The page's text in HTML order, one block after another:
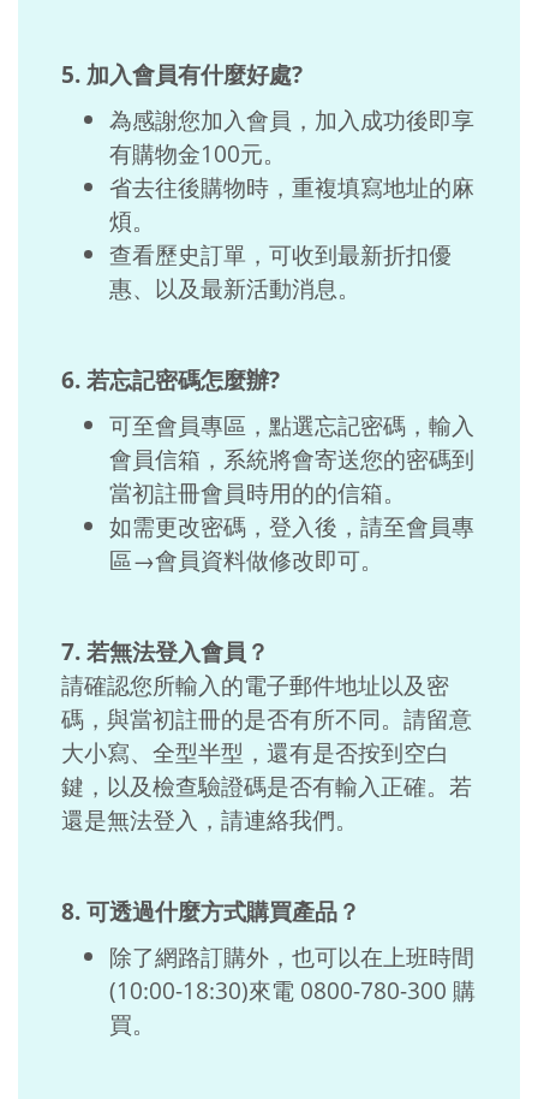
5. 加入會員有什麼好處?
為感謝您加入會員，加入成功後即享
有購物金100元。
省去往後購物時，重複填寫地址的麻
煩。
查看歷史訂單，可收到最新折扣優
惠、以及最新活動消息。
6. 若忘記密碼怎麼辦?
可至會員專區，點選忘記密碼，輸入
會員信箱，系統將會寄送您的密碼到
當初註冊會員時用的的信箱。
如需更改密碼，登入後，請至會員專
區→會員資料做修改即可。
7. 若無法登入會員？
請確認您所輸入的電子郵件地址以及密
碼，與當初註冊的是否有所不同。請留意
大小寫、全型半型，還有是否按到空白
鍵，以及檢查驗證碼是否有輸入正確。若
還是無法登入，請連絡我們。
8. 可透過什麼方式購買產品？
除了網路訂購外，也可以在上班時間
(10:00-18:30)來電 0800-780-300 購
買。